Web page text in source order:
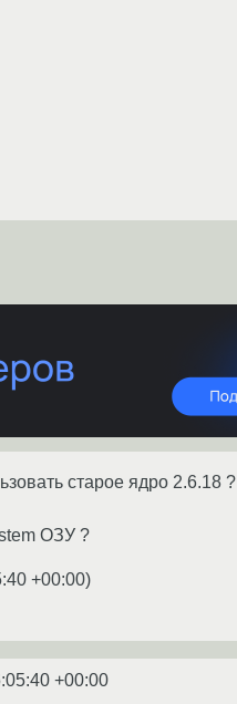
старое ядро 2.6.18 ?
ОЗУ ?
+00:00)
+00:00